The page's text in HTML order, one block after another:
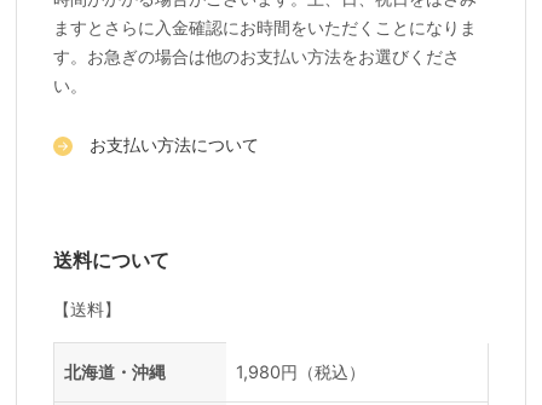
ますとさらに入金確認にお時間をいただくことになりま
す。お急ぎの場合は他のお支払い方法をお選びくださ
い。
お支払い方法について
送料について
【送料】
地域 料金
北海道・沖縄 1,980円（税込）